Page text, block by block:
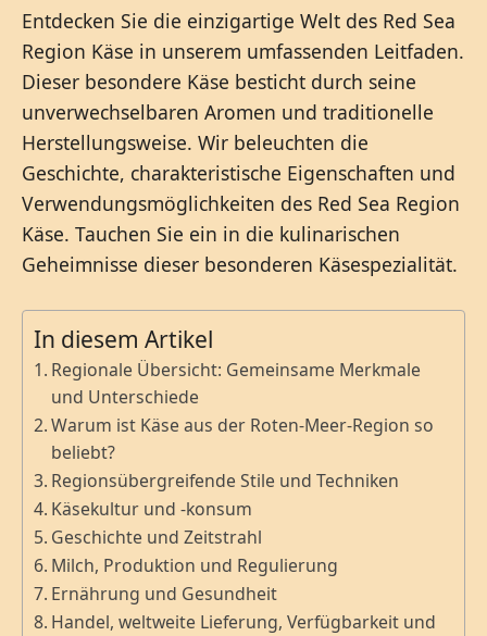
Entdecken Sie die einzigartige Welt des Red Sea
Region Käse in unserem umfassenden Leitfaden.
Dieser besondere Käse besticht durch seine
unverwechselbaren Aromen und traditionelle
Herstellungsweise. Wir beleuchten die
Geschichte, charakteristische Eigenschaften und
Verwendungsmöglichkeiten des Red Sea Region
Käse. Tauchen Sie ein in die kulinarischen
Geheimnisse dieser besonderen Käsespezialität.
In diesem Artikel
Regionale Übersicht: Gemeinsame Merkmale
und Unterschiede
Warum ist Käse aus der Roten-Meer-Region so
beliebt?
Regionsübergreifende Stile und Techniken
Käsekultur und -konsum
Geschichte und Zeitstrahl
Milch, Produktion und Regulierung
Ernährung und Gesundheit
Handel, weltweite Lieferung, Verfügbarkeit und